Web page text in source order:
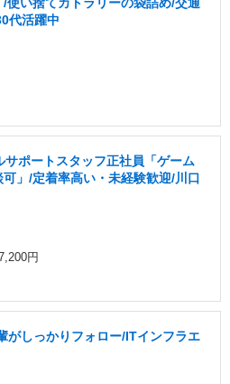
代活躍中
サポートスタッフ正社員「ゲーム
」/定着率高い・未経験歓迎/川口
円
がしっかりフォロー/ITインフラエ